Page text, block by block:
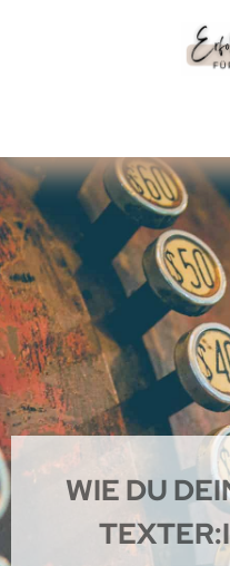
WIE DU